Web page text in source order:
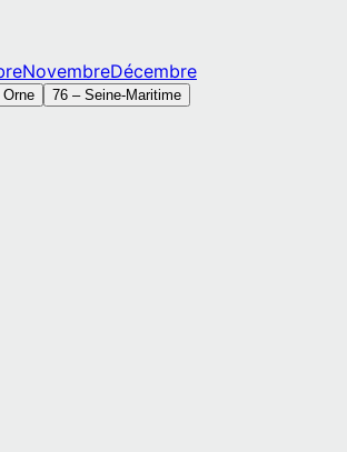
NovembreDécembre
Orne 76 – Seine-Maritime